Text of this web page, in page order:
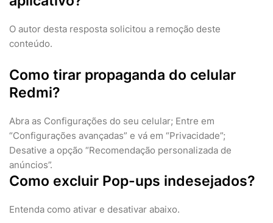
O autor desta resposta solicitou a remoção deste
conteúdo.
Como tirar propaganda do celular
Redmi?
Abra as Configurações do seu celular; Entre em
“Configurações avançadas” e vá em “Privacidade”;
Desative a opção “Recomendação personalizada de
anúncios”.
Como excluir Pop-ups indesejados?
Entenda como ativar e desativar abaixo.